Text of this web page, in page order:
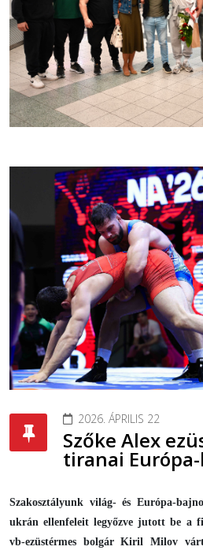
2026. ÁPRILIS 22
Szőke Alex
tiranai
Szakosztályunk világ- és Európa-
ukrán ellenfeleit legyőzve jutott be a
vb-ezüstérmes bolgár Kiril Milov